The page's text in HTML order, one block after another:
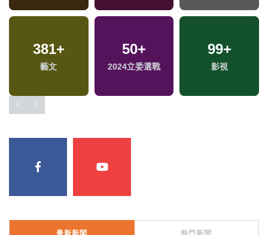
381+
藝文
50+
2024立委選戰
99+
影視
最新新聞 熱門新聞